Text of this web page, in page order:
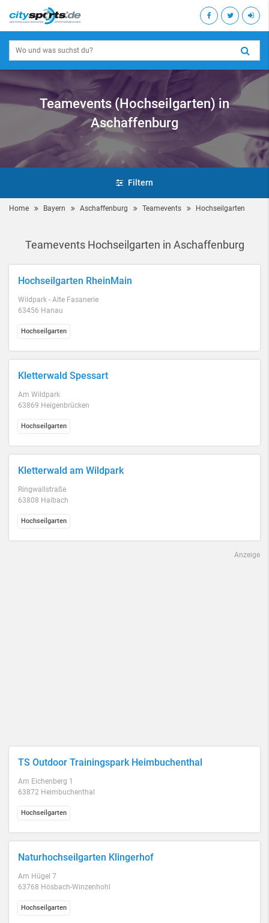
Teamevents (Hochseilgarten) in
Aschaffenburg
Filtern
Home Bayern Aschaffenburg Teamevents Hochseilgarten
Teamevents Hochseilgarten in Aschaffenburg
Hochseilgarten RheinMain
Wildpark - Alte Fasanerie
63456 Hanau
Hochseilgarten
Kletterwald Spessart
Am Wildpark
63869 Heigenbrücken
Hochseilgarten
Kletterwald am Wildpark
Ringwallstraße
63808 Haibach
Hochseilgarten
Anzeige
TS Outdoor Trainingspark Heimbuchenthal
Am Eichenberg 1
63872 Heimbuchenthal
Hochseilgarten
Naturhochseilgarten Klingerhof
Am Hügel 7
63768 Hösbach-Winzenhohl
Hochseilgarten